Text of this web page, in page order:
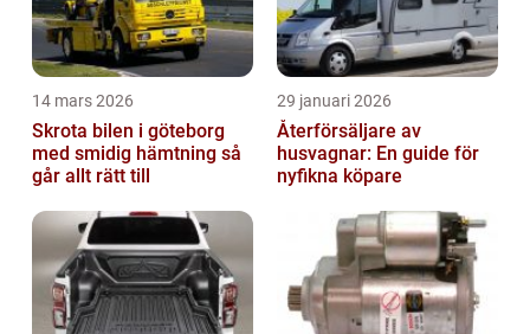
14 mars 2026
Skrota bilen i göteborg
med smidig hämtning så
går allt rätt till
29 januari 2026
Återförsäljare av
husvagnar: En guide för
nyfikna köpare